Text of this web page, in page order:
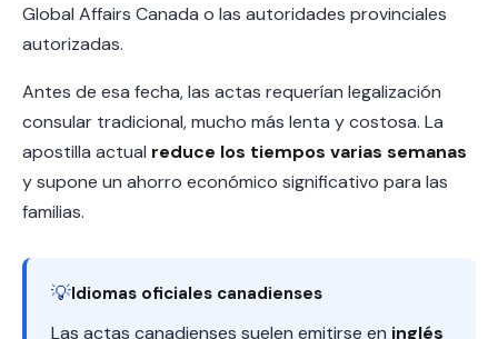
Global Affairs Canada o las autoridades provinciales
autorizadas.
Antes de esa fecha, las actas requerían legalización
consular tradicional, mucho más lenta y costosa. La
apostilla actual reduce los tiempos varias semanas
y supone un ahorro económico significativo para las
familias.
💡Idiomas oficiales canadienses
Las actas canadienses suelen emitirse en inglés